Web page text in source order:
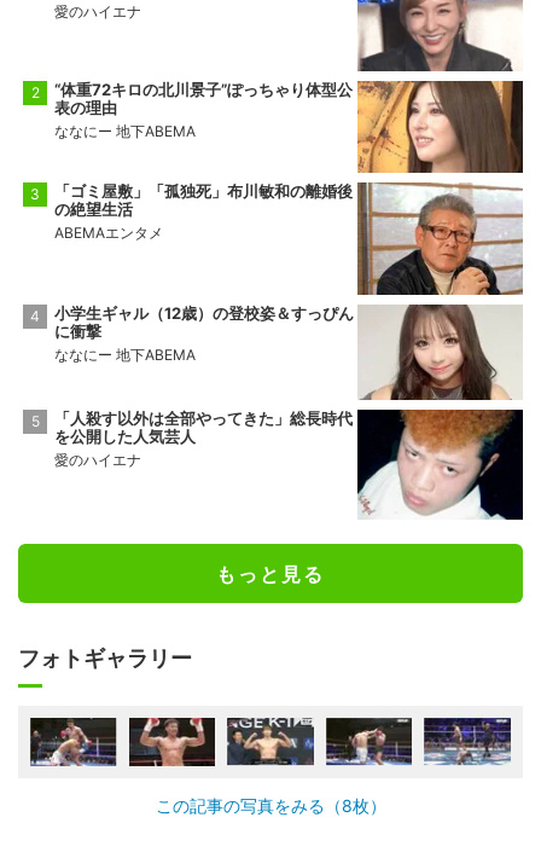
愛のハイエナ
“体重72キロの北川景子”ぽっちゃり体型公
表の理由
ななにー 地下ABEMA
「ゴミ屋敷」「孤独死」布川敏和の離婚後
の絶望生活
ABEMAエンタメ
小学生ギャル（12歳）の登校姿＆すっぴん
に衝撃
ななにー 地下ABEMA
「人殺す以外は全部やってきた」総長時代
を公開した人気芸人
愛のハイエナ
もっと見る
フォトギャラリー
この記事の写真をみる（8枚）